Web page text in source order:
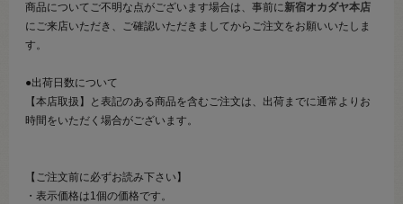
商品についてご不明な点がございます場合は、事前に新宿オカダヤ本店
にご来店いただき、ご確認いただきましてからご注文をお願いいたしま
す。
●出荷日数について
【本店取扱】と表記のある商品を含むご注文は、出荷までに通常よりお
時間をいただく場合がございます。
【ご注文前に必ずお読み下さい】
・表示価格は1個の価格です。